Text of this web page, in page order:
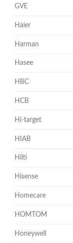
GVE
Haier
Harman
Hasee
HBC
HCB
Hi-target
HIAB
Hilti
Hisense
Homecare
HOMTOM
Honeywell